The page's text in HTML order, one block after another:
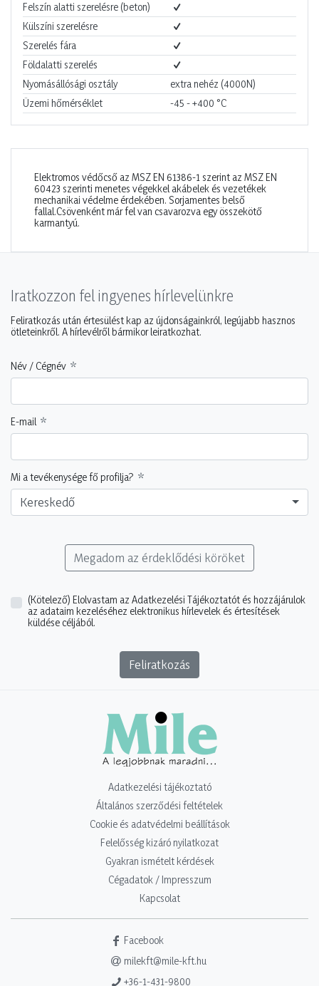
Felszín alatti szerelésre (beton)
Külszíni szerelésre
Szerelés fára
Földalatti szerelés
Nyomásállósági osztály
extra nehéz (4000N)
Üzemi hőmérséklet
-45 - +400 °C
Elektromos védőcső az MSZ EN 61386-1 szerint az MSZ EN
60423 szerinti menetes végekkel akábelek és vezetékek
mechanikai védelme érdekében. Sorjamentes belső
fallal.Csövenként már fel van csavarozva egy összekötő
karmantyú.
Iratkozzon fel ingyenes hírlevelünkre
Feliratkozás után értesülést kap az újdonságainkról, legújabb hasznos
ötleteinkről. A hírlevélről bármikor leiratkozhat.
Név / Cégnév
E-mail
Mi a tevékenysége fő profilja?
Kereskedő
Megadom az érdeklődési köröket
(Kötelező) Elolvastam az Adatkezelési Tájékoztatót és hozzájárulok
az adataim kezeléséhez elektronikus hírlevelek és értesítések
küldése céljából.
Feliratkozás
Adatkezelési tájékoztató
Általános szerződési feltételek
Cookie és adatvédelmi beállítások
Felelősség kizáró nyilatkozat
Gyakran ismételt kérdések
Cégadatok / Impresszum
Kapcsolat
Facebook
milekft@mile-kft.hu
+36-1-431-9800